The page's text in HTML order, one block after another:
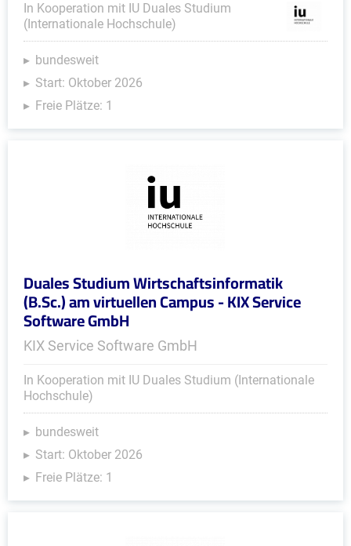
In Kooperation mit IU Duales Studium
(Internationale Hochschule)
bundesweit
Start: Oktober 2026
Freie Plätze: 1
Duales Studium Wirtschaftsinformatik
(B.Sc.) am virtuellen Campus - KIX Service
Software GmbH
KIX Service Software GmbH
In Kooperation mit IU Duales Studium (Internationale
Hochschule)
bundesweit
Start: Oktober 2026
Freie Plätze: 1